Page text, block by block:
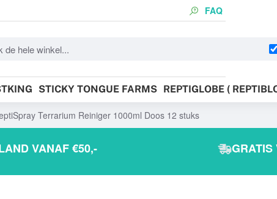
FAQ
STICKY TONGUE FARMS REPTIGLOBE (
Terrarium Reiniger 1000ml Doos 12 stuks
VANAF €50,- GRATIS